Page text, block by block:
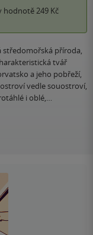
hodnotě 249 Kč
středomořská příroda,
tvář
a jeho pobřeží,
vedle souostroví,
i oblé,…